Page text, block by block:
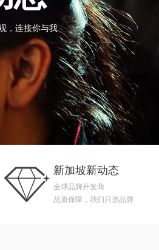
，连接你与我
新加坡新动态
全球品牌开发商
品质保障，我们只选品牌